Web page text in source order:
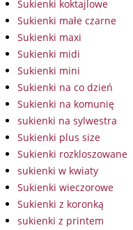
Sukienki koktajlowe
Sukienki małe czarne
Sukienki maxi
Sukienki midi
Sukienki mini
Sukienki na co dzień
Sukienki na komunię
sukienki na sylwestra
Sukienki plus size
Sukienki rozkloszowane
sukienki w kwiaty
Sukienki wieczorowe
Sukienki z koronką
sukienki z printem